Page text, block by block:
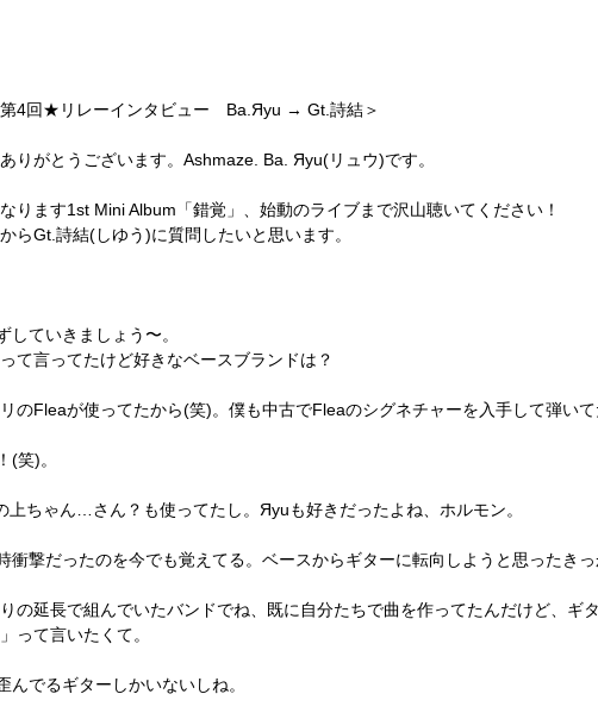
第4回★リレーインタビュー Ba.Яyu → Gt.詩結＞
りがとうございます。Ashmaze. Ba. Яyu(リュウ)です。
ります1st Mini Album「錯覚」、始動のライブまで沢山聴いてください！
らGt.詩結(しゆう)に質問したいと思います。
ていきましょう〜。
て言ってたけど好きなベースブランドは？
のFleaが使ってたから(笑)。僕も中古でFleaのシグネチャーを入手して弾い
(笑)。
上ちゃん…さん？も使ってたし。Яyuも好きだったよね、ホルモン。
衝撃だったのを今でも覚えてる。ベースからギターに転向しようと思ったき
の延長で組んでいたバンドでね、既に自分たちで曲を作ってたんだけど、ギ
って言いたくて。
でるギターしかいないしね。